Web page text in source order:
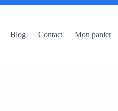
Blog Contact Mon panier